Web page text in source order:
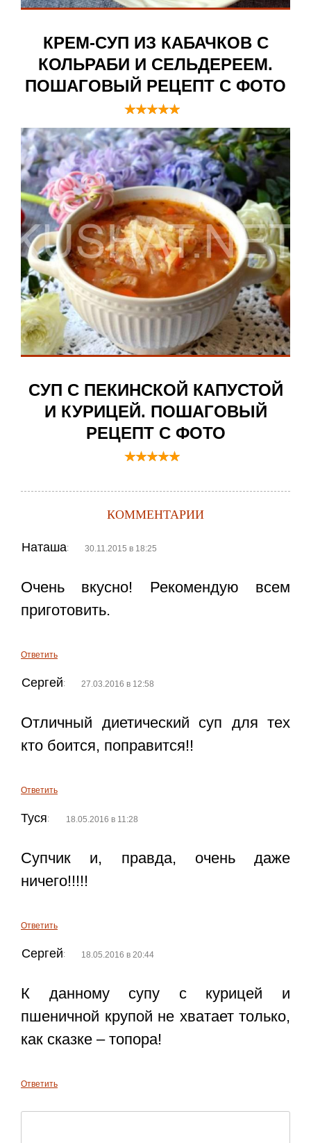
КРЕМ-СУП ИЗ КАБАЧКОВ С
КОЛЬРАБИ И СЕЛЬДЕРЕЕМ.
ПОШАГОВЫЙ РЕЦЕПТ С ФОТО
СУП С ПЕКИНСКОЙ КАПУСТОЙ
И КУРИЦЕЙ. ПОШАГОВЫЙ
РЕЦЕПТ С ФОТО
КОММЕНТАРИИ
Наташа: 30.11.2015 в 18:25
Очень вкусно! Рекомендую всем
приготовить.
Ответить
Сергей: 27.03.2016 в 12:58
Отличный диетический суп для тех
кто боится, поправится!!
Ответить
Туся: 18.05.2016 в 11:28
Супчик и, правда, очень даже
ничего!!!!!
Ответить
Сергей: 18.05.2016 в 20:44
К данному супу с курицей и
пшеничной крупой не хватает только,
как сказке – топора!
Ответить